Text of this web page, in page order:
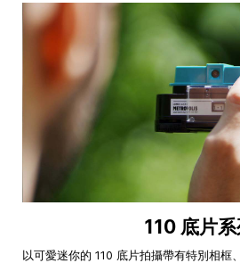
110 底片系
以可愛迷你的 110 底片拍攝帶有特別相框